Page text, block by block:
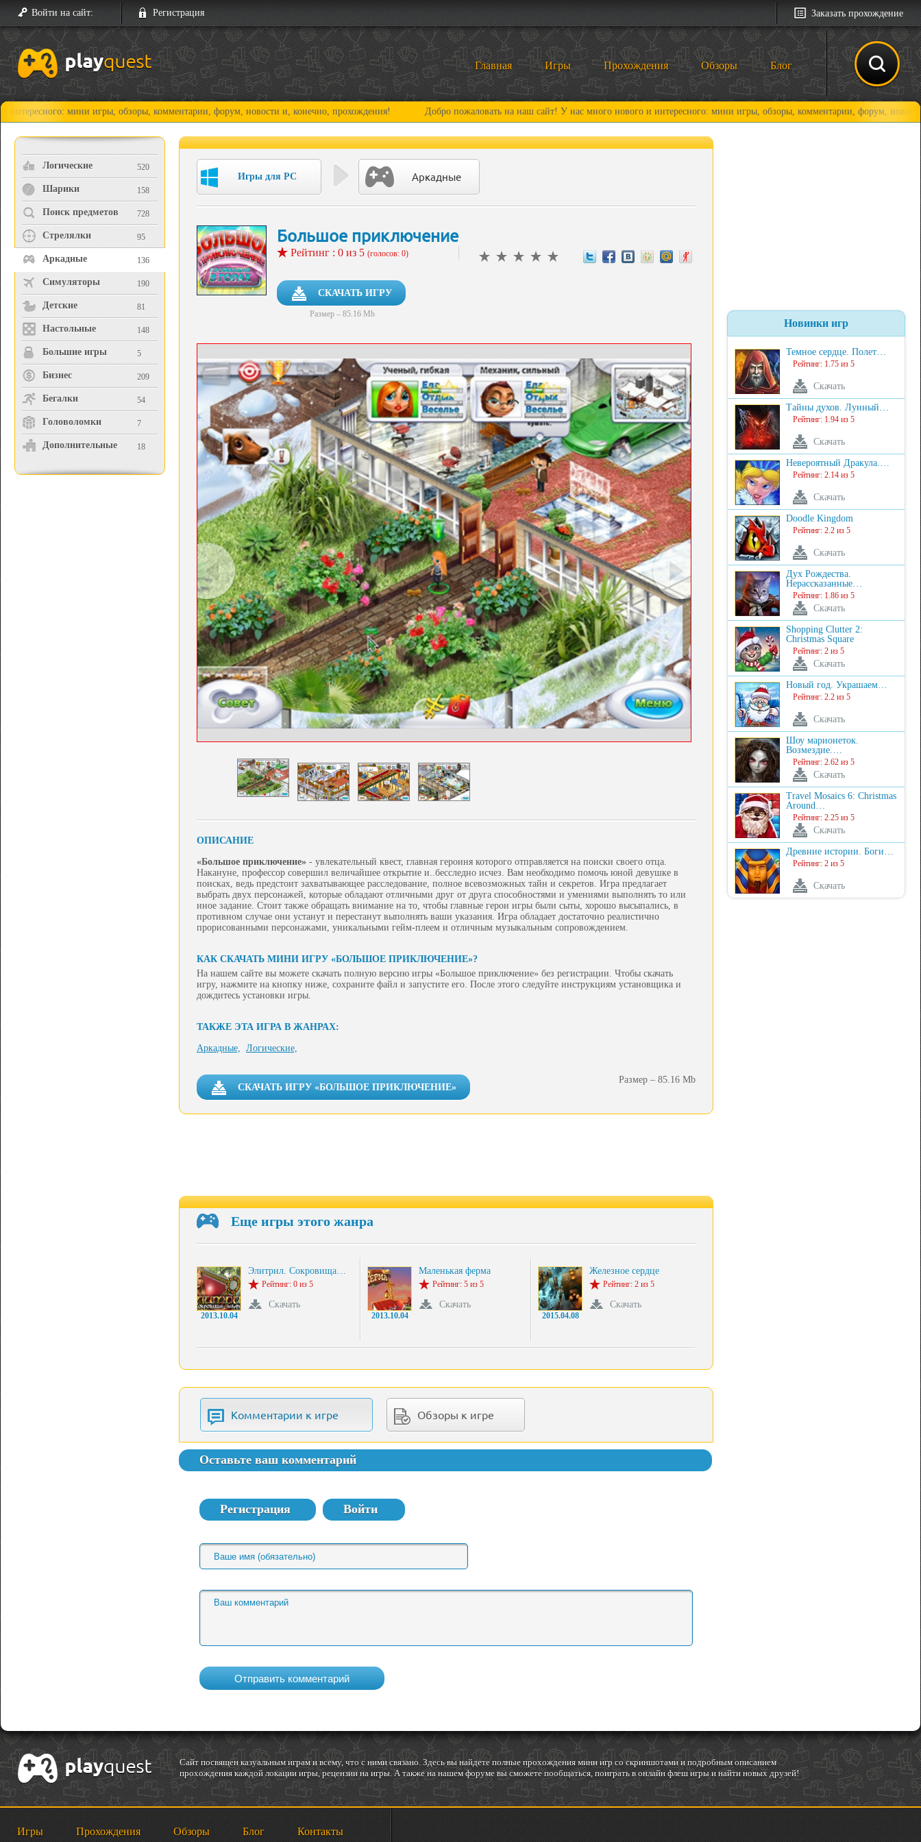
Войти на сайт: Регистрация Заказать прохождение
Главная Игры Прохождения Обзоры Блог
мини игры, обзоры, комментарии, форум, новости и, конечно, прохождения! Добро пожаловать на наш сайт! У нас много нового и интересного: мини игры, обзоры, комментарии, форум, новости и,
Логические 520
Шарики 158
Поиск предметов 728
Стрелялки 95
Аркадные 136
Симуляторы 190
Детские 81
Настольные 148
Большие игры 5
Бизнес 209
Бегалки 54
Головоломки 7
Дополнительные 18
Игры для PC Аркадные
Большое приключение
Рейтинг : 0 из 5 (голосов: 0)
СКАЧАТЬ ИГРУ
Размер – 85.16 Mb
ОПИСАНИЕ
«Большое приключение» - увлекательный квест, главная героиня которого отправляется на поиски своего отца.
Накануне, профессор совершил величайшее открытие и..бесследно исчез. Вам необходимо помочь юной девушке в
поисках, ведь предстоит захватывающее расследование, полное всевозможных тайн и секретов. Игра предлагает
выбрать двух персонажей, которые обладают отличными друг от друга способностями и умениями выполнять то или
иное задание. Стоит также обращать внимание на то, чтобы главные герои игры были сыты, хорошо высыпались, в
противном случае они устанут и перестанут выполнять ваши указания. Игра обладает достаточно реалистично
прорисованными персонажами, уникальными гейм-плеем и отличным музыкальным сопровождением.
КАК СКАЧАТЬ МИНИ ИГРУ «БОЛЬШОЕ ПРИКЛЮЧЕНИЕ»?
На нашем сайте вы можете скачать полную версию игры «Большое приключение» без регистрации. Чтобы скачать
игру, нажмите на кнопку ниже, сохраните файл и запустите его. После этого следуйте инструкциям установщика и
дождитесь установки игры.
ТАКЖЕ ЭТА ИГРА В ЖАНРАХ:
Аркадные, Логические,
СКАЧАТЬ ИГРУ «БОЛЬШОЕ ПРИКЛЮЧЕНИЕ»
Размер – 85.16 Mb
Еще игры этого жанра
2013.10.04
Элитрил. Сокровища…
Рейтинг: 0 из 5
Скачать
2013.10.04
Маленькая ферма
Рейтинг: 5 из 5
Скачать
2015.04.08
Железное сердце
Рейтинг: 2 из 5
Скачать
Комментарии к игре Обзоры к игре
Оставьте ваш комментарий
Регистрация Войти
Новинки игр
Темное сердце. Полет…
Рейтинг: 1.75 из 5
Скачать
Тайны духов. Лунный…
Рейтинг: 1.94 из 5
Скачать
Невероятный Дракула.…
Рейтинг: 2.14 из 5
Скачать
Doodle Kingdom
Рейтинг: 2.2 из 5
Скачать
Дух Рождества.
Нерассказанные…
Рейтинг: 1.86 из 5
Скачать
Shopping Clutter 2:
Christmas Square
Рейтинг: 2 из 5
Скачать
Новый год. Украшаем…
Рейтинг: 2.2 из 5
Скачать
Шоу марионеток.
Возмездие.…
Рейтинг: 2.62 из 5
Скачать
Travel Mosaics 6: Christmas
Around…
Рейтинг: 2.25 из 5
Скачать
Древние истории. Боги…
Рейтинг: 2 из 5
Скачать
Cайт посвящен казуальным играм и всему, что с ними связано. Здесь вы найдете полные прохождения мини игр со скриншотами и подробным описанием
прохождения каждой локации игры, рецензии на игры. А также на нашем форуме вы сможете пообщаться, поиграть в онлайн флеш игры и найти новых друзей!
Игры Прохождения Обзоры Блог Контакты